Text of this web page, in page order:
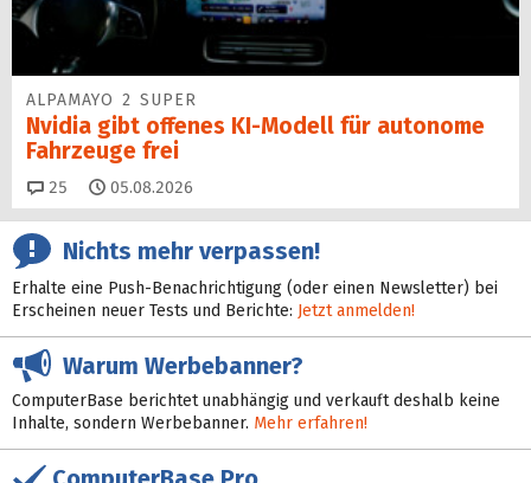
ALPAMAYO 2 SUPER
Nvidia gibt offenes KI-Modell für autonome
Fahrzeuge frei
25 Kommentare
05.08.2026
Nichts mehr verpassen!
Erhalte eine Push-Benachrichtigung (oder einen Newsletter) bei
Erscheinen neuer Tests und Berichte: Jetzt anmelden!
Warum Werbebanner?
ComputerBase berichtet unabhängig und verkauft deshalb keine
Inhalte, sondern Werbebanner. Mehr erfahren!